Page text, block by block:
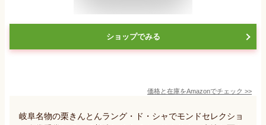
ショップでみる
価格と在庫をAmazonでチェック >>
岐阜名物の栗きんとんラング・ド・シャでモンドセレクショ